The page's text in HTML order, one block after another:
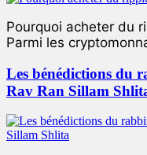
Pourquoi acheter du
Parmi les
Les bénédictions du
Rav Ran Sillam